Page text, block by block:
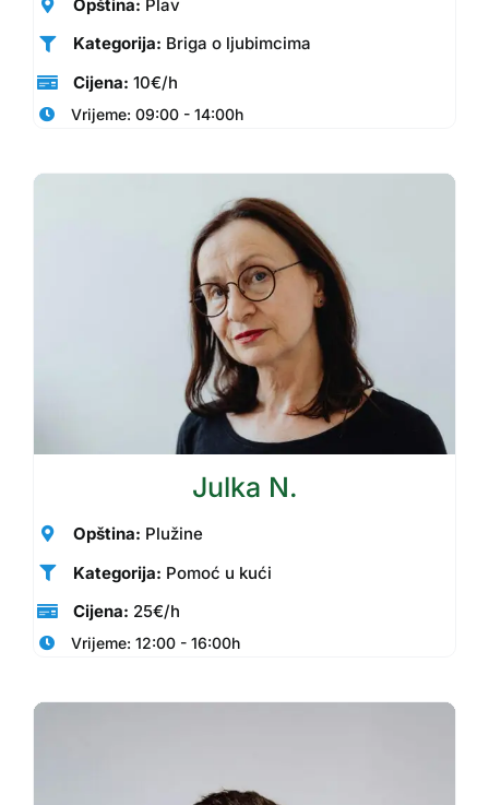
Opština: Plav
Kategorija: Briga o ljubimcima
Cijena: 10€/h
Vrijeme: 09:00 - 14:00h
Julka N.
Opština: Plužine
Kategorija: Pomoć u kući
Cijena: 25€/h
Vrijeme: 12:00 - 16:00h